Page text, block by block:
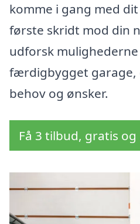
komme i gang med
første skridt mod din
udforsk
færdigbygget garage,
behov og ønsker.
Få 3 tilbud, gratis